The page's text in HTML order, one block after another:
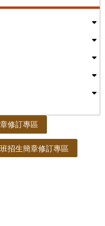
修訂專區
招生簡章修訂專區